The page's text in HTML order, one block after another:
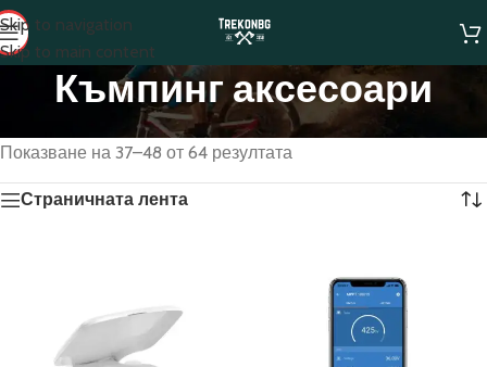
Skip to navigation
Skip to main content
Къмпинг аксесоари
Къмпинг аксесоари/Страница 4
Показване на 37–48 от 64 резултата
Страничната лента